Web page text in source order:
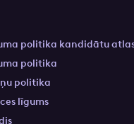
politika kandidātu
politika
politika
līgums